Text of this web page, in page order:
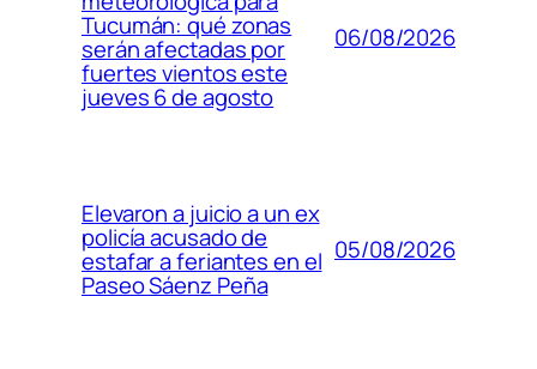
Tucumán: qué zonas
serán afectadas por
fuertes vientos este
jueves 6 de agosto
06/08/2026
Elevaron a juicio a un ex
policía acusado de
estafar a feriantes en el
Paseo Sáenz Peña
05/08/2026